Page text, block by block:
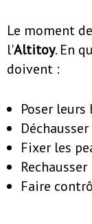
Le moment
l'Altitoy. En
doivent :
Poser leurs
Déchausser
Fixer les
Rechausser
Faire